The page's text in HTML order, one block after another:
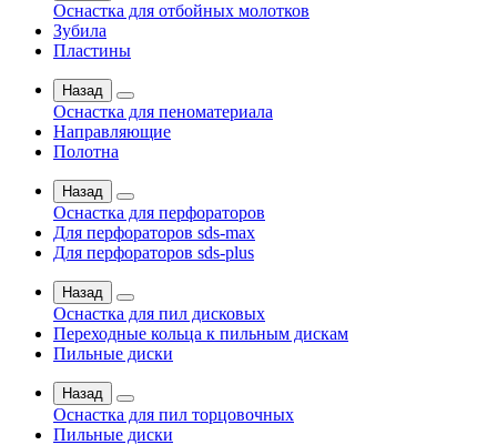
Оснастка для отбойных молотков
Зубила
Пластины
Назад
Оснастка для пеноматериала
Направляющие
Полотна
Назад
Оснастка для перфораторов
Для перфораторов sds-max
Для перфораторов sds-plus
Назад
Оснастка для пил дисковых
Переходные кольца к пильным дискам
Пильные диски
Назад
Оснастка для пил торцовочных
Пильные диски